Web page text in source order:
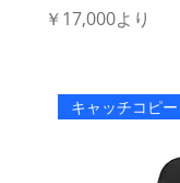
￥17,000より
セール価格
キャッチコピー